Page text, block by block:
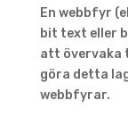
En webbfyr
bit text eller
att övervaka
göra detta
webbfyrar.